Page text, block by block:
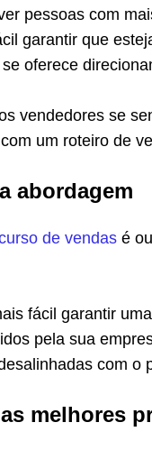
pessoas com
garantir que
oferece
vendedores se
um roteiro de
abordagem
de vendas é
fácil garantir
pela sua
com o
melhores